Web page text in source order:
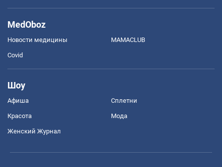
MedOboz
Новости медицины MAMACLUB
Covid
Шоу
Афиша Сплетни
Красота Мода
Женский Журнал